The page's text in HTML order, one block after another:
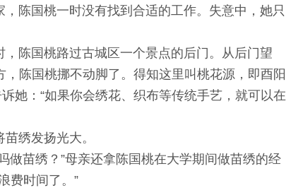
陈国桃一时没有找到合适的工作。失意中，她只
陈国桃路过古城区一个景点的后门。从后门望
陈国桃挪不动脚了。得知这里叫桃花源，即酉阳
她：“如果你会绣花、织布等传统手艺，就可以在
绣发扬光大。
苗绣？”母亲还拿陈国桃在大学期间做苗绣的经
费时间了。”